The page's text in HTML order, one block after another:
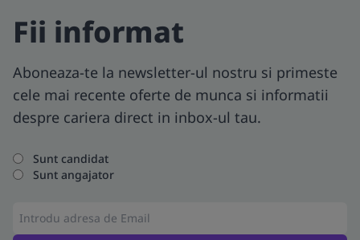
Fii informat
Aboneaza-te la newsletter-ul nostru si primeste
cele mai recente oferte de munca si informatii
despre cariera direct in inbox-ul tau.
Sunt candidat
Sunt angajator